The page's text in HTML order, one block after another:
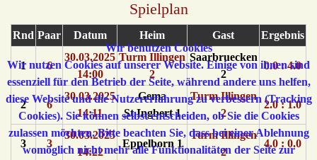
Spielplan
Rnd Paar Datum Heim Gast Ergebnis
1 6
30.03.2025
14:00
Turm Illingen
2
Saarbruecken
2
0.0 : 4.0
2 6
30.03.2025
14:11
Gema
St.Ingbert 1
Turm Illingen
2
2.0 : 1.0
3 3
30.03.2025
14:22
Eppelborn 1
Turm Illingen
2
4.0 : 0.0
Wir benutzen Cookies
Wir nutzen Cookies auf unserer Website. Einige von ihnen sind
essenziell für den Betrieb der Seite, während andere uns helfen,
diese Website und die Nutzererfahrung zu verbessern (Tracking
Cookies). Sie können selbst entscheiden, ob Sie die Cookies
zulassen möchten. Bitte beachten Sie, dass bei einer Ablehnung
womöglich nicht mehr alle Funktionalitäten der Seite zur